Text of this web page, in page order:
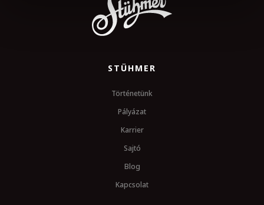
STÜHMER
Történetünk
Pályázat
Karrier
Sajtó
Blog
Kapcsolat